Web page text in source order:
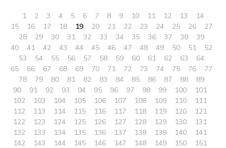
1 2 3 4 5 6 7 8 9 10 11 12 13
14
15
16 17 18 19 20 21 22 23 24 25 26
27
28
29 30 31 32 33 34 35 36 37 38
39
40
41 42 43 44 45 46 47 48 49 50 51
52
53
54 55 56 57 58 59 60 61 62 63
64
65
66 67 68 69 70 71 72 73 74 75 76
77
78
79 80 81 82 83 84 85 86 87 88
89
90
91 92 93 94 95 96 97 98 99 100
101
102
103 104 105 106 107 108 109 110
111
112
113 114 115 116 117 118 119 120
121
122
123 124 125 126 127 128 129 130
131
132
133 134 135 136 137 138 139 140
141
142
143 144 145 146 147 148 149 150
151